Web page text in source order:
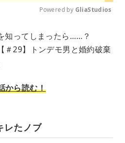
u
t
Powered by GliaStudios
知ってしまったら……？
29】トンデモ男と婚約破棄
から読む！
レたノブ